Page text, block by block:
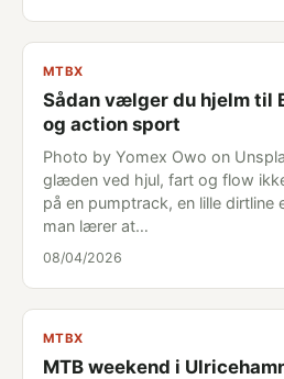
MTBX
Sådan vælger du hjelm til
og action sport
Photo by Yomex Owo on
glæden ved hjul, fart og flow
på en pumptrack, en lille dirtline
man lærer at…
08/04/2026
MTBX
MTB weekend i